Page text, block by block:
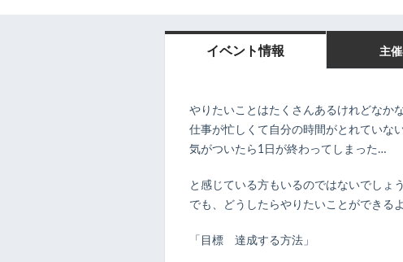
イベント情報 主
やりたいことはたくさんあるけれどなか
仕事が忙しくて自分の時間がとれていな
気がついたら1日が終わってしまった…
と感じている方もいるのではないでしょ
でも、どうしたらやりたいことができる
「目標 達成する方法」